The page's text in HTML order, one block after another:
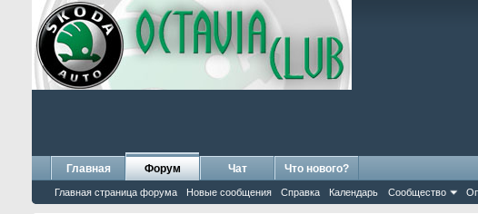
Главная Форум
Главная страница форума Новые сообщения Справка Календарь Сообщество
Чат Что нового?